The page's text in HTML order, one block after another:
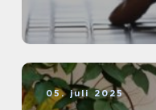
05. juli 2025